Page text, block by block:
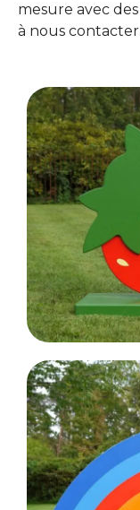
mesure avec
à nous contacter.